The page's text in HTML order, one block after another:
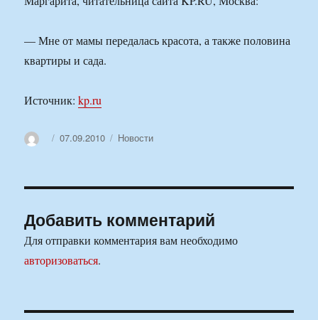
— Мне от мамы передалась красота, а также половина
квартиры и сада.
Источник:kp.ru
АвторОпубликовано
07.09.2010 Рубрики
Новости
Добавить комментарий
Для отправки комментария вам необходимо
авторизоваться.